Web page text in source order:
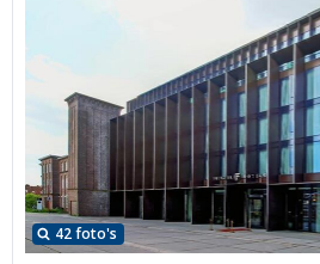
42 foto's